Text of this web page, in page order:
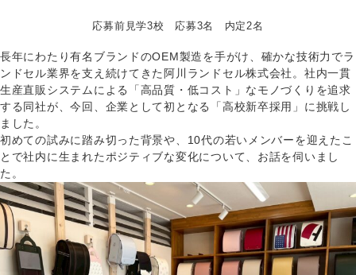
応募前見学3校 応募3名 内定2名
長年にわたり有名ブランドのOEM製造を手がけ、確かな技術力でラ
ンドセル業界を支え続けてきた阿川ランドセル株式会社。社内一貫
生産直販システムによる「高品質・低コスト」なモノづくりを追求
する同社が、今回、企業として初となる「高校新卒採用」に挑戦し
ました。
初めての試みに踏み切った背景や、10代の若いメンバーを迎えたこ
とで社内に生まれたポジティブな変化について、お話を伺いまし
た。